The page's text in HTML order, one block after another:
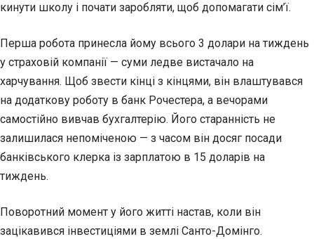
кинути школу і почати заробляти, щоб допомагати сім’ї.
Перша робота принесла йому всього 3 долари на тиждень
у страховій компанії — суми ледве вистачало на
харчування. Щоб звести кінці з кінцями, він влаштувався
на додаткову роботу в банк Рочестера, а вечорами
самостійно вивчав бухгалтерію. Його старанність не
залишилася непоміченою — з часом він досяг посади
банківського клерка із зарплатою в 15 доларів на
тиждень.
Поворотний момент у його житті настав, коли він
зацікавився інвестиціями в землі Санто-Домінго.